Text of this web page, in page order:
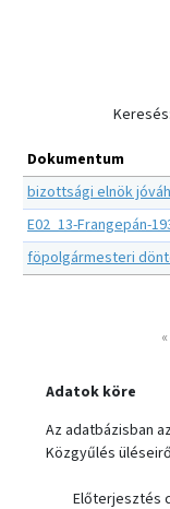
Keresés:
Dokumentum
bizottsági elnök
E02_13-Frangepán-
föpolgármesteri
«
Adatok köre
Az adatbázisban
Közgyűlés
Előterjesztés